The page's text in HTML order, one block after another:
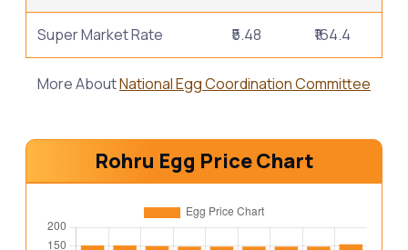
Super Market Rate ₹5.48 ₹164.4
More AboutNational Egg Coordination Committee
Rohru Egg Price Chart